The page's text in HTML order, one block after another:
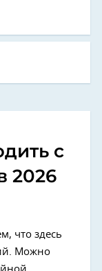
с
2026
что здесь
Можно